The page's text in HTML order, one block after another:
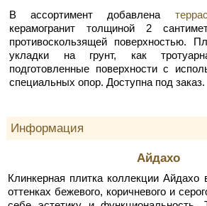
В ассортимент добавлена
керамогранит толщиной 2
противоскользящей поверхностью.
укладки на грунт, как
подготовленные поверхности с
специальных опор. Доступна под заказ.
Информация
Айдахо
Клинкерная плитка коллекции
оттенках бежевого, коричневого и